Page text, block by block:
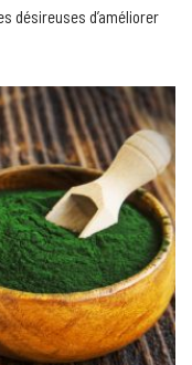
désireuses d’améliorer